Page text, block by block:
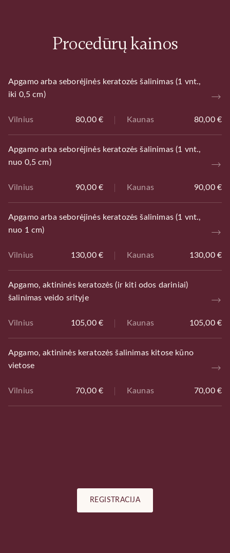
Procedūrų kainos
Apgamo arba seborėjinės keratozės šalinimas (1 vnt.,
iki 0,5 cm)
Vilnius 80,00 € Kaunas 80,00 €
Apgamo arba seborėjinės keratozės šalinimas (1 vnt.,
nuo 0,5 cm)
Vilnius 90,00 € Kaunas 90,00 €
Apgamo arba seborėjinės keratozės šalinimas (1 vnt.,
nuo 1 cm)
Vilnius 130,00 € Kaunas 130,00 €
Apgamo, aktininės keratozės (ir kiti odos dariniai)
šalinimas veido srityje
Vilnius 105,00 € Kaunas 105,00 €
Apgamo, aktininės keratozės šalinimas kitose kūno
vietose
Vilnius 70,00 € Kaunas 70,00 €
REGISTRACIJA